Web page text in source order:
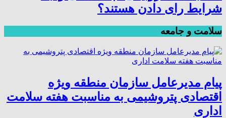
شرایط رای دادن هستند؟
سلامت و جامعه
پیام مدیرعامل سازمان منطقه ویژه
اقتصادی پتروشیمی به مناسبت هفته سلامت
اداری